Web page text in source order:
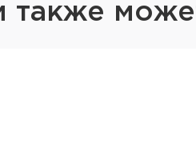
также